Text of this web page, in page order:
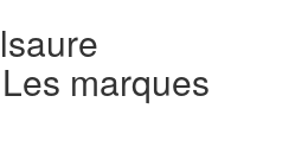
marques